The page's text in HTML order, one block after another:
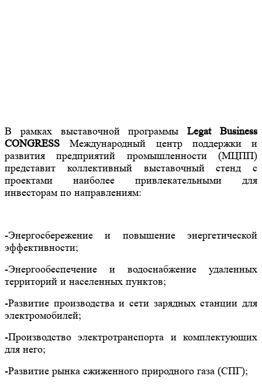
В рамках выставочной программыLegat Business
CONGRESSМеждународный центр поддержки и
развития предприятий промышленности (МЦПП)
представит коллективный выставочный стенд с
проектами наиболее привлекательными для
инвесторам по направлениям:
-Энергосбережение и повышение энергетической
эффективности;
-Энергообеспечение и водоснабжение удаленных
территорий и населенных пунктов;
-Развитие производства и сети зарядных станции для
электромобилей;
-Производство электротранспорта и комплектующих
для него;
-Развитие рынка сжиженного природного газа (СПГ);